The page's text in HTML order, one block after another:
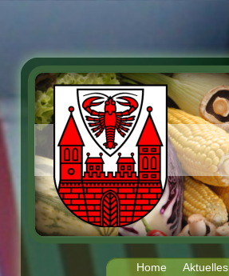
Home Aktuelles